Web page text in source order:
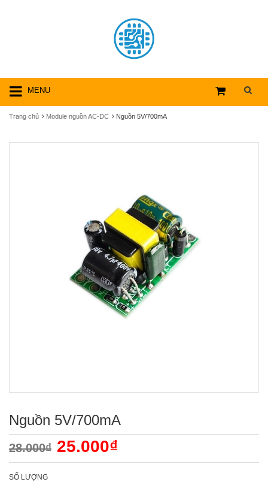
MENU
Trang chủ Module nguồn AC-DC Nguồn 5V/700mA
Nguồn 5V/700mA
28.000₫ 25.000₫
SỐ LƯỢNG